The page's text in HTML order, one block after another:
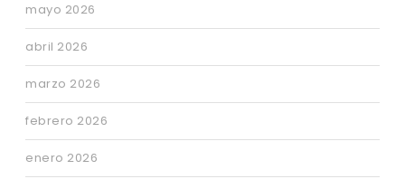
mayo 2026
abril 2026
marzo 2026
febrero 2026
enero 2026